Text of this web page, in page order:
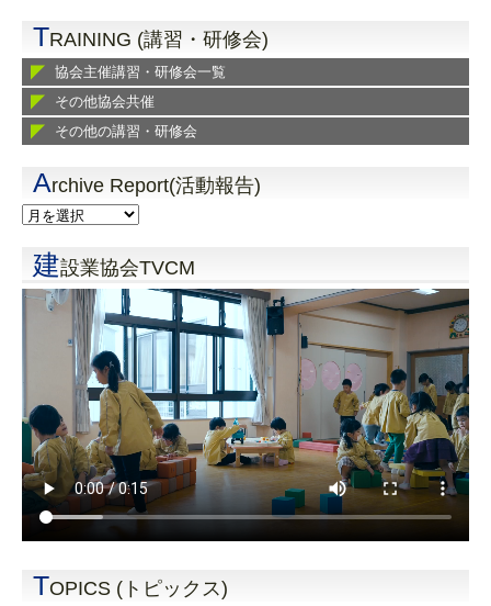
TRAINING (講習・研修会)
協会主催講習・研修会一覧
その他協会共催
その他の講習・研修会
Archive Report(活動報告)
建設業協会TVCM
TOPICS (トピックス)